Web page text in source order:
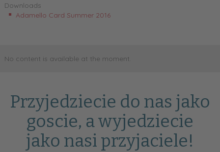
Downloads
Adamello Card Summer 2016
No content is available at the moment.
Przyjedziecie do nas jako
goscie, a wyjedziecie
jako nasi przyjaciele!